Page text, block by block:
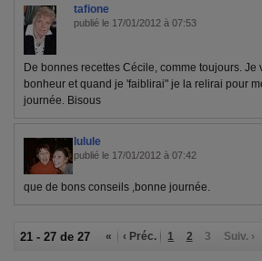
tafione
publié le 17/01/2012 à 07:53
De bonnes recettes Cécile, comme toujours. Je
bonheur et quand je 'faiblirai" je la relirai pour
journée. Bisous
lulule
publié le 17/01/2012 à 07:42
que de bons conseils ,bonne journée.
21 - 27 de 27 « ‹ Préc. 1 2 3 Suiv. ›